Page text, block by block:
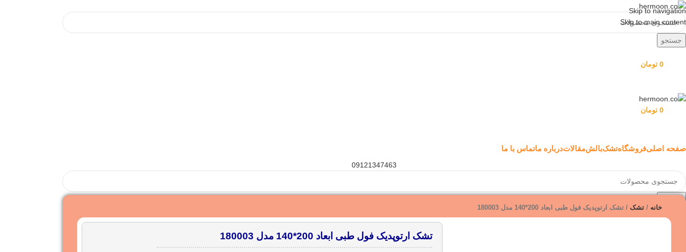
Skip to navigation
Skip to main content
جستجو
0 تومان
0 تومان
صفحه اصلیفروشگاهتشکبالشمقالاتدرباره ماتماس با ما
09121347463
خانه تشک تشک ارتوپدیک فول طبی ابعاد 200*140 مدل 180003
تشک ارتوپدیک فول طبی ابعاد 200*140 مدل 180003